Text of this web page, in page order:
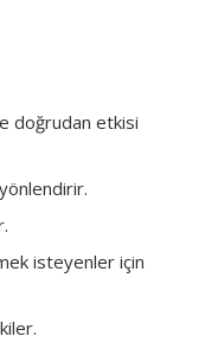
doğrudan etkisi
isteyenler için